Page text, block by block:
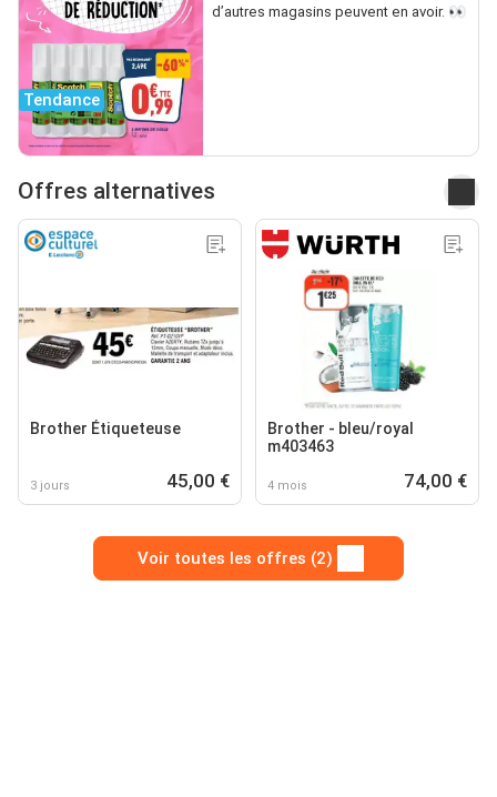
Tendance
d’autres magasins peuvent en avoir. 👀
Offres alternatives
Brother Étiqueteuse
3 jours 45,00 €
Brother - bleu/royal
m403463
4 mois 74,00 €
Voir toutes les offres (2)